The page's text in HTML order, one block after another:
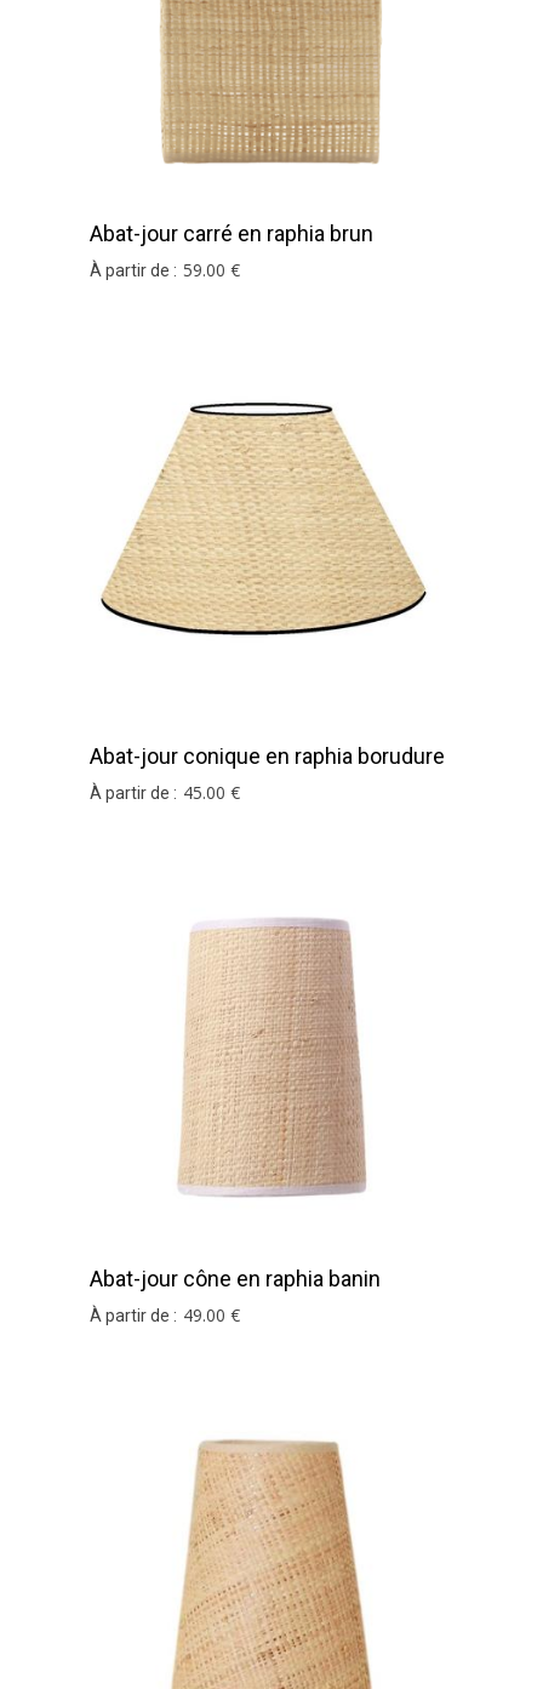
Abat-jour carré en raphia brun
À partir de : 59.00 €
Abat-jour conique en raphia borudure
noire
À partir de : 45.00 €
Abat-jour cône en raphia banin
À partir de : 49.00 €